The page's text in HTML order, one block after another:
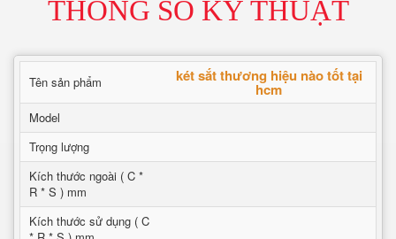
THÔNG SỐ KỸ THUẬT
Tên sản phẩm két sắt thương hiệu nào tốt tại
hcm
Model
Trọng lượng
Kích thước ngoài ( C *
R * S ) mm
Kích thước sử dụng ( C